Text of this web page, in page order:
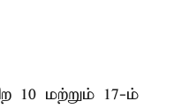
10 மற்றும் 17-ம்